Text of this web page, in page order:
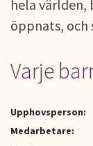
hela världen,
öppnats, och
Varje
Upphovsperson:
Medarbetare: